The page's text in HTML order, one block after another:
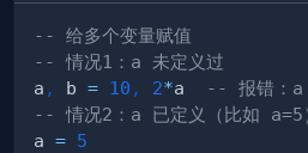
-- 给多个变量赋值
-- 情况1：a 未定义过
a , b = 10 , 2*a
-- 报错：
-- 情况2：a 已定义（比如 a=5
a = 5